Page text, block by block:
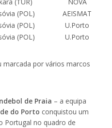
(TUR)
NOVA
(POL)
AEISMAT
(POL)
U.Porto
(POL) U.Porto
por vários marcos
de Praia – a equipa
do Porto conquistou um
Portugal no quadro de